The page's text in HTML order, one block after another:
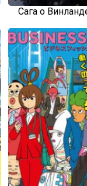
Сага о